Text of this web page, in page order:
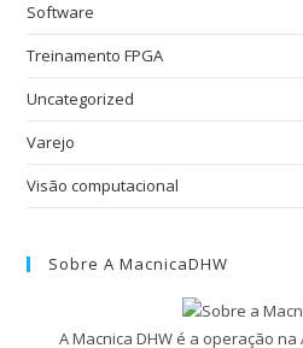
Software
Treinamento FPGA
Uncategorized
Varejo
Visão computacional
Sobre A MacnicaDHW
A Macnica DHW é a operação